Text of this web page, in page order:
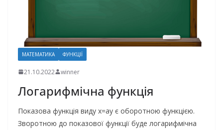
МАТЕМАТИКА ФУНКЦІЇ
21.10.2022 winner
Логарифмічна функція
Показова функція виду x=ay є оборотною функцією.
Зворотною до показової функції буде логарифмічна